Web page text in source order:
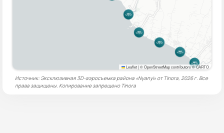
Leaflet|© OpenStreetMap contributors © CARTO
Источник: Эксклюзивная 3D-аэросъемка района «Nyanyi» от Tinora, 2026 г. Все
права защищены. Копирование запрещено Tinora